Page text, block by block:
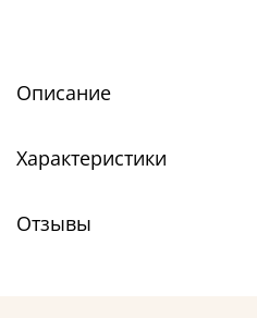
Описание
Характеристики
Отзывы